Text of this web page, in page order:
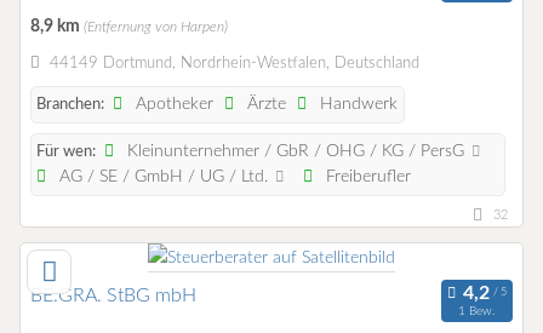
8,9 km (Entfernung von Harpen)
44149 Dortmund, Nordrhein-Westfalen, Deutschland
Branchen: Apotheker Ärzte Handwerk
Für wen:
Kleinunternehmer / GbR / OHG / KG / PersG
AG / SE / GmbH / UG / Ltd.
Freiberufler
32
BE.GRA. StBG mbH
1 Bew.